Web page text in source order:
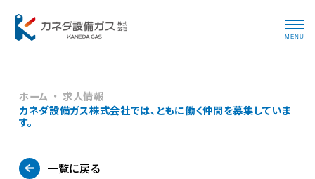
MENU
ホーム
求人情報
カネダ設備ガス株式会社では、ともに働く仲間を募集していま
す。
一覧に戻る